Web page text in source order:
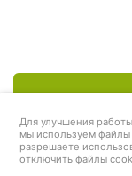
Для улучшения
мы используем
разрешаете
отключить файлы